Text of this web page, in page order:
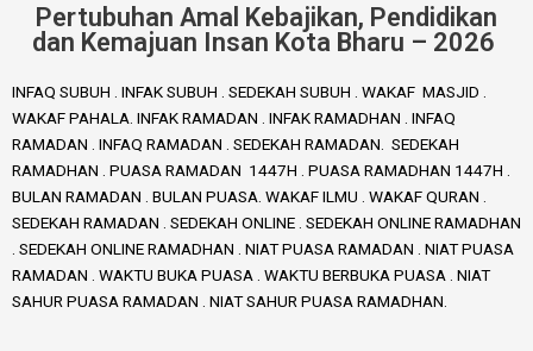
Pertubuhan Amal Kebajikan, Pendidikan
dan Kemajuan Insan Kota Bharu – 2026
INFAQ SUBUH . INFAK SUBUH . SEDEKAH SUBUH . WAKAF MASJID .
WAKAF PAHALA. INFAK RAMADAN . INFAK RAMADHAN . INFAQ
RAMADAN . INFAQ RAMADAN . SEDEKAH RAMADAN. SEDEKAH
RAMADHAN . PUASA RAMADAN 1447H . PUASA RAMADHAN 1447H .
BULAN RAMADAN . BULAN PUASA. WAKAF ILMU . WAKAF QURAN .
SEDEKAH RAMADAN . SEDEKAH ONLINE . SEDEKAH ONLINE RAMADHAN
. SEDEKAH ONLINE RAMADHAN . NIAT PUASA RAMADAN . NIAT PUASA
RAMADAN . WAKTU BUKA PUASA . WAKTU BERBUKA PUASA . NIAT
SAHUR PUASA RAMADAN . NIAT SAHUR PUASA RAMADHAN.